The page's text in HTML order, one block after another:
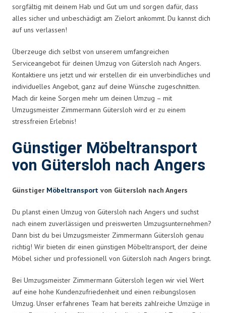
sorgfältig mit deinem Hab und Gut um und sorgen dafür, dass
alles sicher und unbeschädigt am Zielort ankommt. Du kannst dich
auf uns verlassen!
Überzeuge dich selbst von unserem umfangreichen
Serviceangebot für deinen Umzug von Gütersloh nach Angers.
Kontaktiere uns jetzt und wir erstellen dir ein unverbindliches und
individuelles Angebot, ganz auf deine Wünsche zugeschnitten.
Mach dir keine Sorgen mehr um deinen Umzug – mit
Umzugsmeister Zimmermann Gütersloh wird er zu einem
stressfreien Erlebnis!
Günstiger Möbeltransport
von Gütersloh nach Angers
Günstiger Möbeltransport von Gütersloh nach Angers
Du planst einen Umzug von Gütersloh nach Angers und suchst
nach einem zuverlässigen und preiswerten Umzugsunternehmen?
Dann bist du bei Umzugsmeister Zimmermann Gütersloh genau
richtig! Wir bieten dir einen günstigen Möbeltransport, der deine
Möbel sicher und professionell von Gütersloh nach Angers bringt.
Bei Umzugsmeister Zimmermann Gütersloh legen wir viel Wert
auf eine hohe Kundenzufriedenheit und einen reibungslosen
Umzug. Unser erfahrenes Team hat bereits zahlreiche Umzüge in